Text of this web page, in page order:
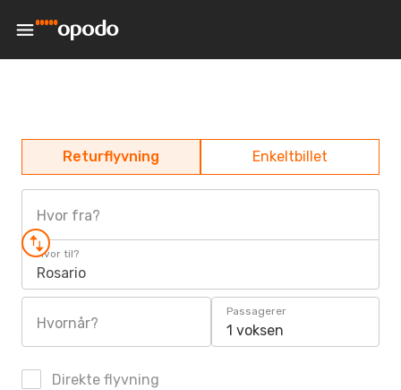
Returflyvning Enkeltbillet
Hvor fra?
Hvor til?
Rosario
Hvornår?
Passagerer
1 voksen
Direkte flyvning